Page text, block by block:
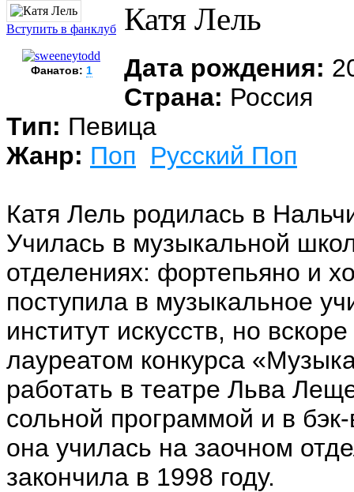
Вступить в фанклуб
Фанатов: 1
Катя Лель
Дата рождения:
Страна: Россия
Тип: Певица
Жанр: Поп Русский Поп
Катя Лель родилась в
Училась в музыкальной
отделениях: фортепьяно и
поступила в музыкальное
институт искусств, но
лауреатом конкурса
работать в театре Льва
сольной программой и в
она училась на заочном
закончила в 1998 году.